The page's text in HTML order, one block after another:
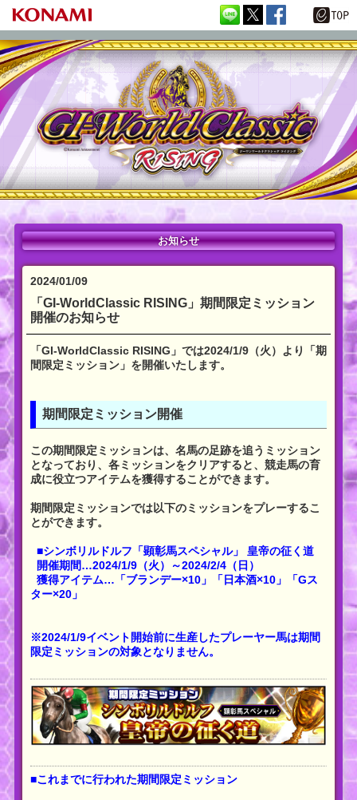
お知らせ
2024/01/09
「GI-WorldClassic RISING」期間限定ミッション
開催のお知らせ
「GI-WorldClassic RISING」では2024/1/9（火）より「期
間限定ミッション」を開催いたします。
期間限定ミッション開催
この期間限定ミッションは、名馬の足跡を追うミッション
となっており、各ミッションをクリアすると、競走馬の育
成に役立つアイテムを獲得することができます。
期間限定ミッションでは以下のミッションをプレーするこ
とができます。
■シンボリルドルフ「顕彰馬スペシャル」 皇帝の征く道
開催期間…2024/1/9（火）～2024/2/4（日）
獲得アイテム…「ブランデー×10」「日本酒×10」「Gス
ター×20」
※2024/1/9イベント開始前に生産したプレーヤー馬は期間
限定ミッションの対象となりません。
■これまでに行われた期間限定ミッション